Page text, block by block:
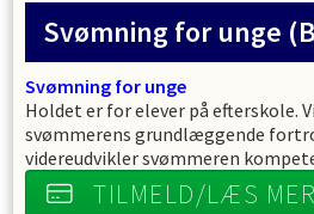
Svømning for unge
Svømning for unge
Holdet er for elever på efterskole.
svømmerens grundlæggende
videreudvikler svømmeren
TILMELD/LÆS